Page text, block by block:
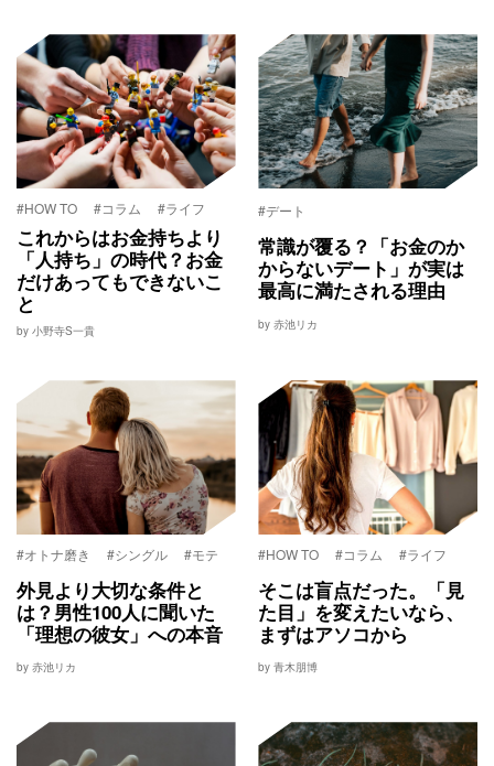
#HOW TO #コラム #ライフ
これからはお金持ちより
「人持ち」の時代？お金
だけあってもできないこ
と
by 小野寺S一貴
#デート
常識が覆る？「お金のか
からないデート」が実は
最高に満たされる理由
by 赤池リカ
#オトナ磨き #シングル #モテ
外見より大切な条件と
は？男性100人に聞いた
「理想の彼女」への本音
by 赤池リカ
#HOW TO #コラム #ライフ
そこは盲点だった。「見
た目」を変えたいなら、
まずはアソコから
by 青木朋博